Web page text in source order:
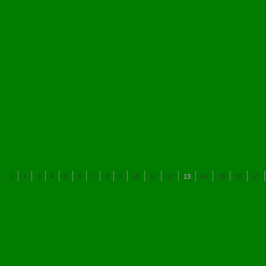
1 2 3 4 5 6 7 8 9 10 11 12 13 14 15 16 17